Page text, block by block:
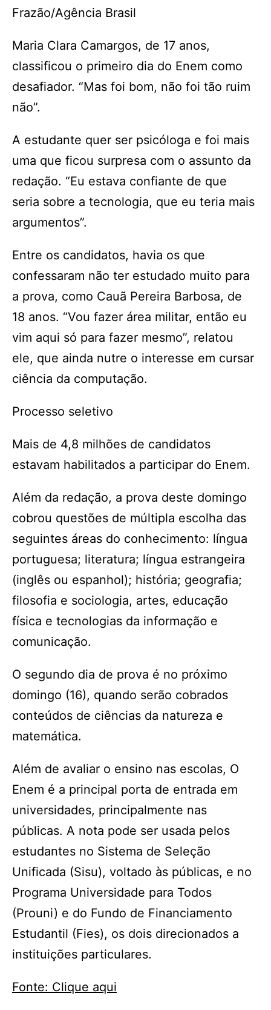
Frazão/Agência Brasil
Maria Clara Camargos, de 17 anos,
classificou o primeiro dia do Enem como
desafiador. “Mas foi bom, não foi tão ruim
não”.
A estudante quer ser psicóloga e foi mais
uma que ficou surpresa com o assunto da
redação. “Eu estava confiante de que
seria sobre a tecnologia, que eu teria mais
argumentos”.
Entre os candidatos, havia os que
confessaram não ter estudado muito para
a prova, como Cauã Pereira Barbosa, de
18 anos. “Vou fazer área militar, então eu
vim aqui só para fazer mesmo”, relatou
ele, que ainda nutre o interesse em cursar
ciência da computação.
Processo seletivo
Mais de 4,8 milhões de candidatos
estavam habilitados a participar do Enem.
Além da redação, a prova deste domingo
cobrou questões de múltipla escolha das
seguintes áreas do conhecimento: língua
portuguesa; literatura; língua estrangeira
(inglês ou espanhol); história; geografia;
filosofia e sociologia, artes, educação
física e tecnologias da informação e
comunicação.
O segundo dia de prova é no próximo
domingo (16), quando serão cobrados
conteúdos de ciências da natureza e
matemática.
Além de avaliar o ensino nas escolas, O
Enem é a principal porta de entrada em
universidades, principalmente nas
públicas. A nota pode ser usada pelos
estudantes no Sistema de Seleção
Unificada (Sisu), voltado às públicas, e no
Programa Universidade para Todos
(Prouni) e do Fundo de Financiamento
Estudantil (Fies), os dois direcionados a
instituições particulares.
Fonte: Clique aqui